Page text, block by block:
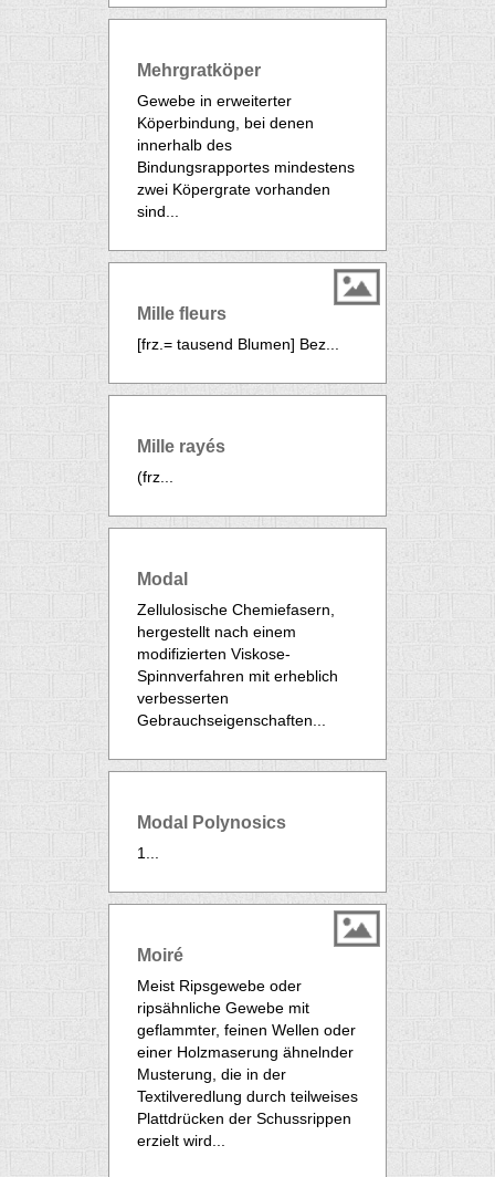
Mehrgratköper
Gewebe in erweiterter
Köperbindung, bei denen
innerhalb des
Bindungsrapportes mindestens
zwei Köpergrate vorhanden
sind...
Mille fleurs
[frz.= tausend Blumen] Bez...
Mille rayés
(frz...
Modal
Zellulosische Chemiefasern,
hergestellt nach einem
modifizierten Viskose-
Spinnverfahren mit erheblich
verbesserten
Gebrauchseigenschaften...
Modal Polynosics
1...
Moiré
Meist Ripsgewebe oder
ripsähnliche Gewebe mit
geflammter, feinen Wellen oder
einer Holzmaserung ähnelnder
Musterung, die in der
Textilveredlung durch teilweises
Plattdrücken der Schussrippen
erzielt wird...